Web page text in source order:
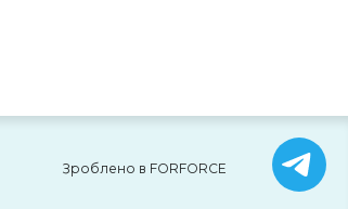
Зроблено в FORFORCE